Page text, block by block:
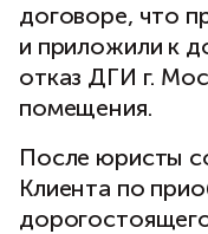
договоре, что
и приложили к
отказ ДГИ г.
помещения.
После юристы
Клиента по